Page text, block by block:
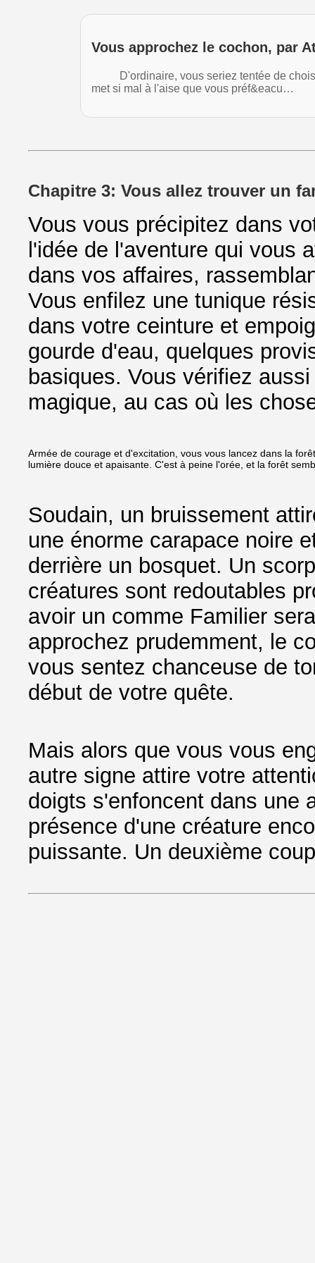
Vous approchez le cochon, par
D'ordinaire, vous seriez tentée de
met si mal à l'aise que vous préf&eacu…
Chapitre 3: Vous allez trouver un
Vous vous précipitez dans
l'idée de l'aventure qui vous
dans vos affaires,
Vous enfilez une tunique
dans votre ceinture et
gourde d'eau, quelques
basiques. Vous vérifiez
magique, au cas où les
Armée de courage et d'excitation, vous vous lancez dans la
lumière douce et apaisante. C'est à peine l'orée, et la forêt
Soudain, un bruissement
une énorme carapace noire
derrière un bosquet. Un
créatures sont redoutables
avoir un comme Familier
approchez prudemment, le
vous sentez chanceuse de
début de votre quête.
Mais alors que vous vous
autre signe attire votre
doigts s'enfoncent dans une
présence d'une créature
puissante. Un deuxième